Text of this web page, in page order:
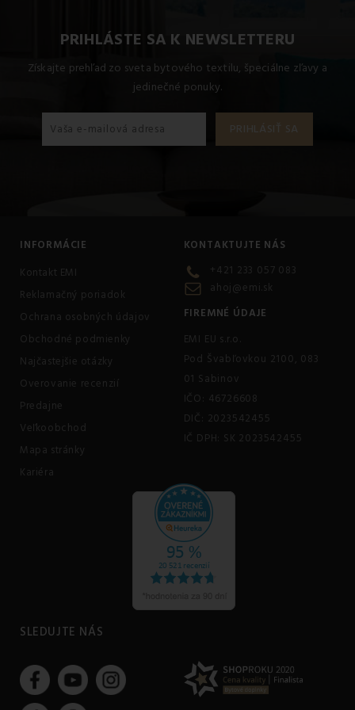
PRIHLÁSTE SA K NEWSLETTERU
Získajte prehľad zo sveta bytového textilu, špeciálne zľavy a
jedinečné ponuky.
INFORMÁCIE
Kontakt EMI
Reklamačný poriadok
Ochrana osobných údajov
Obchodné podmienky
Najčastejšie otázky
Overovanie recenzií
Predajne
Veľkoobchod
Mapa stránky
Kariéra
KONTAKTUJTE NÁS
+421 233 057 083
ahoj@emi.sk
FIREMNÉ ÚDAJE
EMI EU s.r.o.
Pod Švabľovkou 2100, 083
01 Sabinov
IČO: 46726608
DIČ: 2023542455
IČ DPH: SK 2023542455
SLEDUJTE NÁS